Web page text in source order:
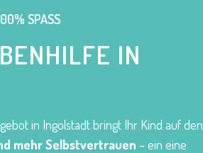
SPASS
IN
in Ingolstadt bringt Ihr Kind auf den
mehr Selbstvertrauen – ein eine